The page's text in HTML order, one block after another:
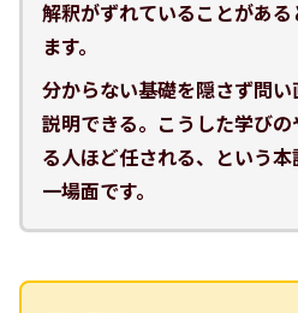
解釈がずれていることがあ
ます。
分からない基礎を隠さず問
説明できる。こうした学び
る人ほど任される、という
一場面です。